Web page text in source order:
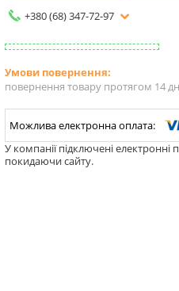
+380 (68) 347-72-97
повернення товару протягом 14
У компанії підключені
покидаючи сайту.